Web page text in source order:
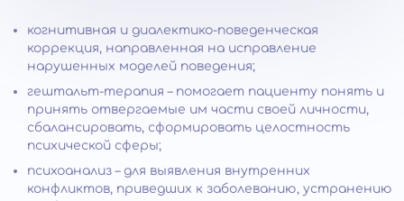
когнитивная и диалектико-поведенческая
коррекция, направленная на исправление
нарушенных моделей поведения;
гештальт-терапия – помогает пациенту понять и
принять отвергаемые им части своей личности,
сбалансировать, сформировать целостность
психической сферы;
психоанализ – для выявления внутренних
конфликтов, приведших к заболеванию, устранению